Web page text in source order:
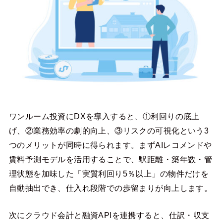
ワンルーム投資にDXを導入すると、①利回りの底上
げ、②業務効率の劇的向上、③リスクの可視化という3
つのメリットが同時に得られます。まずAIレコメンドや
賃料予測モデルを活用することで、駅距離・築年数・管
理状態を加味した「実質利回り5％以上」の物件だけを
自動抽出でき、仕入れ段階での歩留まりが向上します。
次にクラウド会計と融資APIを連携すると、仕訳・収支